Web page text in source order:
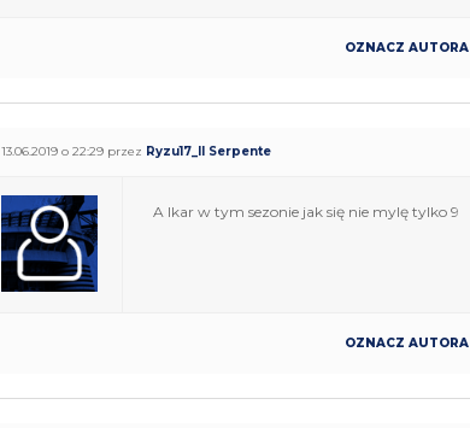
OZNACZ AUTORA
13.06.2019 o 22:29 przez Ryzu17_Il Serpente
A Ikar w tym sezonie jak się nie mylę tylko 9
OZNACZ AUTORA